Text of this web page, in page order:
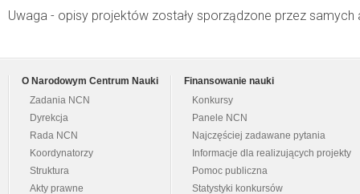
Uwaga - opisy projektów zostały sporządzone przez
O Narodowym Centrum Nauki
Zadania NCN
Dyrekcja
Rada NCN
Koordynatorzy
Struktura
Akty prawne
Finansowanie nauki
Konkursy
Panele NCN
Najczęściej zadawane pytania
Informacje dla realizujących projekty
Pomoc publiczna
Statystyki konkursów